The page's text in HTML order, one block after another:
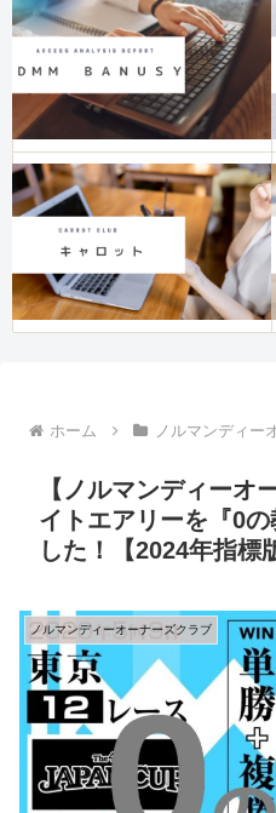
ホーム ノルマンディー
【ノルマンディーオ
イトエアリーを『0
した！【2024年指標
ノルマンディーオーナーズクラブ